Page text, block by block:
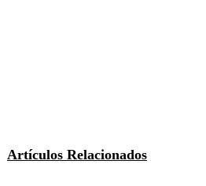
Artículos Relacionados